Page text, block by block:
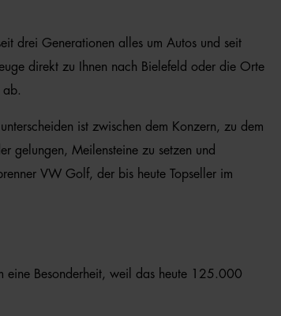
drei Generationen alles um Autos und seit
direkt zu Ihnen nach Bielefeld oder die Orte
ab.
ist zwischen dem Konzern, zu dem
gelungen, Meilensteine zu setzen und
VW Golf, der bis heute Topseller im
eine Besonderheit, weil das heute 125.000